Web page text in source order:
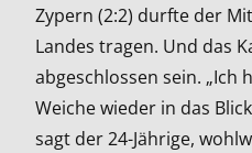
Zypern (2:2) durfte der
Landes tragen. Und das
abgeschlossen sein. „Ich
Weiche wieder in das
sagt der 24-Jährige,